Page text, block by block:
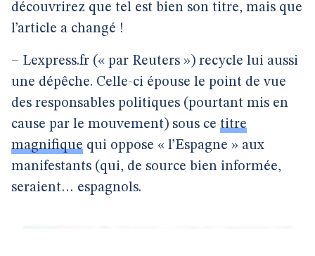
découvrirez que tel est bien son titre, mais que
l’article a changé !
– Lexpress.fr (« par Reuters ») recycle lui aussi
une dépêche. Celle-ci épouse le point de vue
des responsables politiques (pourtant mis en
cause par le mouvement) sous ce titre
magnifique qui oppose « l’Espagne » aux
manifestants (qui, de source bien informée,
seraient… espagnols.